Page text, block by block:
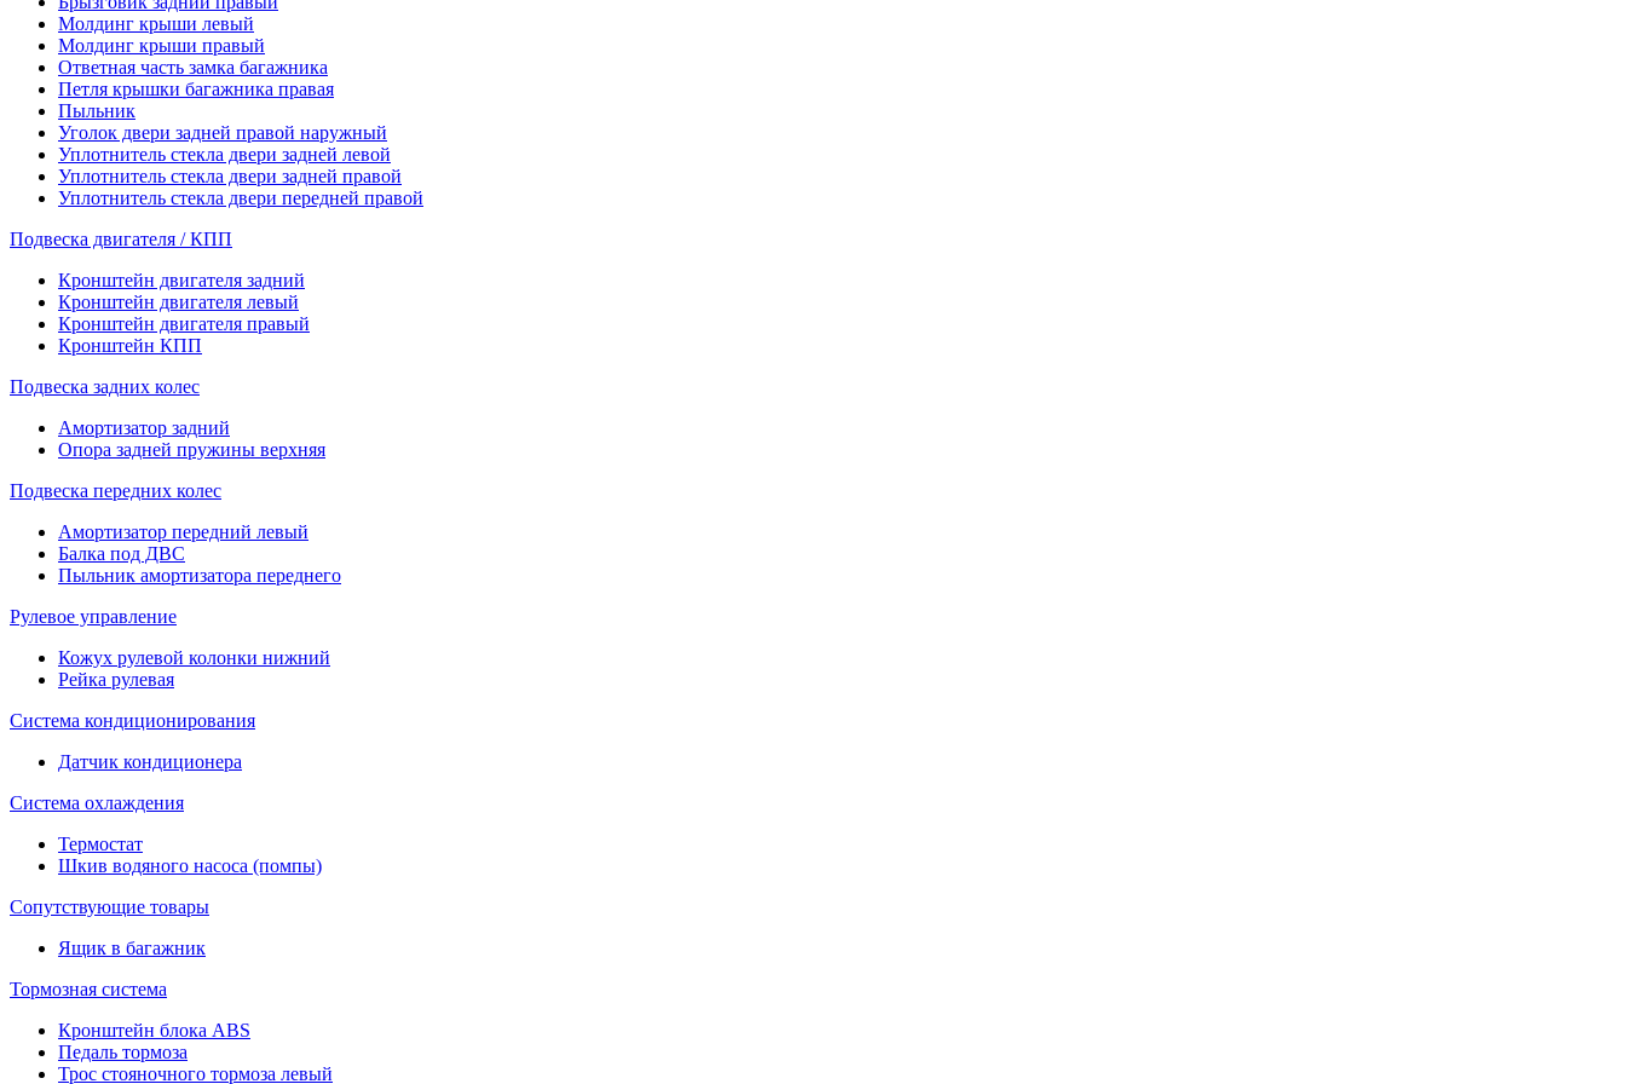
Молдинг крыши левый
Молдинг крыши правый
Ответная часть замка багажника
Петля крышки багажника правая
Пыльник
Уголок двери задней правой наружный
Уплотнитель стекла двери задней левой
Уплотнитель стекла двери задней правой
Уплотнитель стекла двери передней правой
Подвеска двигателя / КПП
Кронштейн двигателя задний
Кронштейн двигателя левый
Кронштейн двигателя правый
Кронштейн КПП
Подвеска задних колес
Амортизатор задний
Опора задней пружины верхняя
Подвеска передних колес
Амортизатор передний левый
Балка под ДВС
Пыльник амортизатора переднего
Рулевое управление
Кожух рулевой колонки нижний
Рейка рулевая
Система кондиционирования
Датчик кондиционера
Система охлаждения
Термостат
Шкив водяного насоса (помпы)
Сопутствующие товары
Ящик в багажник
Тормозная система
Кронштейн блока ABS
Педаль тормоза
Трос стояночного тормоза левый